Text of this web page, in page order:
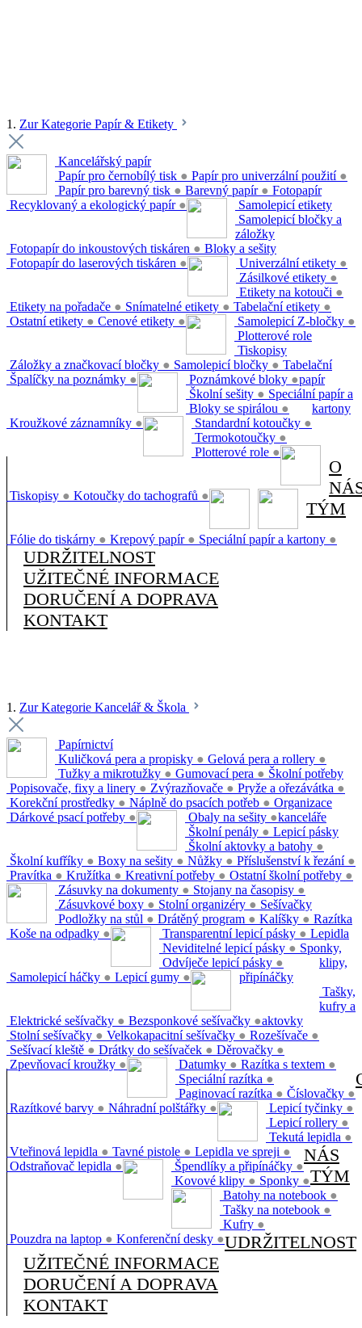
1. Zur Kategorie Papír & Etikety
Kancelářský papír
Papír pro černobílý tisk ● Papír pro univerzální použití ●
Papír pro barevný tisk ● Barevný papír ●
Recyklovaný a ekologický papír ●
Fotopapír
Fotopapír do inkoustových tiskáren ●
Fotopapír do laserových tiskáren ●
Samolepicí etikety
Univerzální etikety ●
Zásilkové etikety ●
Etikety na kotouči ●
Etikety na pořadače ● Snímatelné etikety ● Tabelační etikety ●
Ostatní etikety ● Cenové etikety ●
Samolepicí bločky a
záložky
Samolepicí Z-bločky ●
Záložky a značkovací bločky ● Samolepicí bločky ●
Špalíčky na poznámky ●
Bloky a sešity
Poznámkové bloky ●
Školní sešity ●
Bloky se spirálou ●
Kroužkové záznamníky ●
Plotterové role
Standardní kotoučky ●
Termokotoučky ●
Plotterové role ●
Tiskopisy
Tiskopisy ● Kotoučky do tachografů ●
Tabelační
papír
Speciální papír a
kartony
Fólie do tiskárny ● Krepový papír ● Speciální papír a kartony ●
O
TÝM
UDRŽITELNOST
UŽITEČNÉ INFORMACE
DORUČENÍ A DOPRAVA
KONTAKT
1. Zur Kategorie Kancelář & Škola
Papírnictví
Kuličková pera a propisky ● Gelová pera a rollery ●
Tužky a mikrotužky ● Gumovací pera ●
Popisovače, fixy a linery ● Zvýrazňovače ● Pryže a ořezávátka ●
Korekční prostředky ● Náplně do psacích potřeb ●
Dárkové psací potřeby ●
Školní potřeby
Obaly na sešity ●
Školní penály ●
Školní aktovky a batohy ●
Školní kufříky ● Boxy na sešity ● Nůžky ● Příslušenství k řezání ●
Pravítka ● Kružítka ● Kreativní potřeby ● Ostatní školní potřeby ●
Organizace
kanceláře
Zásuvky na dokumenty ● Stojany na časopisy ●
Zásuvkové boxy ● Stolní organizéry ●
Podložky na stůl ● Drátěný program ● Kalíšky ●
Koše na odpadky ●
Lepicí pásky
Transparentní lepicí pásky ●
Neviditelné lepicí pásky ●
Odvíječe lepicí pásky ●
Samolepicí háčky ● Lepicí gumy ●
Sešívačky
Elektrické sešívačky ● Bezsponkové sešívačky ●
Stolní sešívačky ● Velkokapacitní sešívačky ● Rozešívače ●
Sešívací kleště ● Drátky do sešívaček ● Děrovačky ●
Zpevňovací kroužky ●
Razítka
Datumky ● Razítka s textem ●
Speciální razítka ●
Paginovací razítka ● Číslovačky ●
Razítkové barvy ● Náhradní polštářky ●
Lepidla
Lepicí tyčinky ●
Lepicí rollery ●
Tekutá lepidla ●
Vteřinová lepidla ● Tavné pistole ● Lepidla ve spreji ●
Odstraňovač lepidla ●
Sponky,
klipy,
připínáčky
Špendlíky a připínáčky ●
Kovové klipy ● Sponky ●
Tašky,
kufry a
aktovky
Batohy na notebook ●
Tašky na notebook ●
Kufry ●
Pouzdra na laptop ● Konferenční desky ●
NÁS
TÝM
UDRŽITELNOST
UŽITEČNÉ INFORMACE
DORUČENÍ A DOPRAVA
KONTAKT